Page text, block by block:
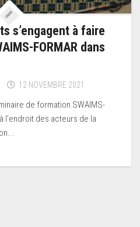
s’engagent à faire
FORMAR dans
12 NOVEMBRE 2021
de formation SWAIMS-
l’endroit des acteurs de la